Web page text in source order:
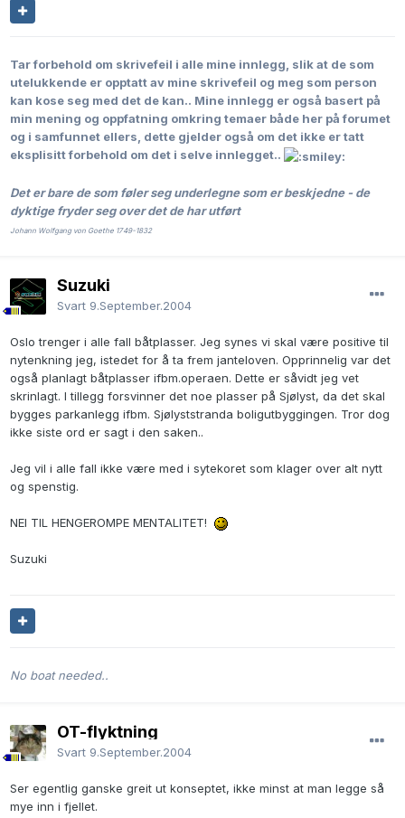
Tar forbehold om skrivefeil i alle mine innlegg, slik at de som
utelukkende er opptatt av mine skrivefeil og meg som person
kan kose seg med det de kan.. Mine innlegg er også basert på
min mening og oppfatning omkring temaer både her på forumet
og i samfunnet ellers, dette gjelder også om det ikke er tatt
eksplisitt forbehold om det i selve innlegget..
Det er bare de som føler seg underlegne som er beskjedne - de
dyktige fryder seg over det de har utført
Johann Wolfgang von Goethe 1749-1832
Suzuki
Svart 9.September.2004
Oslo trenger i alle fall båtplasser. Jeg synes vi skal være positive til
nytenkning jeg, istedet for å ta frem janteloven. Opprinnelig var det
også planlagt båtplasser ifbm.operaen. Dette er såvidt jeg vet
skrinlagt. I tillegg forsvinner det noe plasser på Sjølyst, da det skal
bygges parkanlegg ifbm. Sjølyststranda boligutbyggingen. Tror dog
ikke siste ord er sagt i den saken..
Jeg vil i alle fall ikke være med i sytekoret som klager over alt nytt
og spenstig.
NEI TIL HENGEROMPE MENTALITET!
Suzuki
No boat needed..
OT-flyktning
Svart 9.September.2004
Ser egentlig ganske greit ut konseptet, ikke minst at man legge så
mye inn i fjellet.